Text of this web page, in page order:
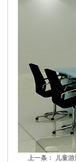
上一条：
儿童